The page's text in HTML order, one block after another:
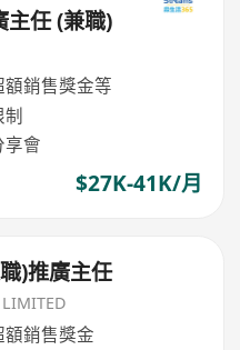
主任 (兼職)
銷售獎金等
制
享會
$27K-41K/月
)推廣主任
LIMITED
銷售獎金